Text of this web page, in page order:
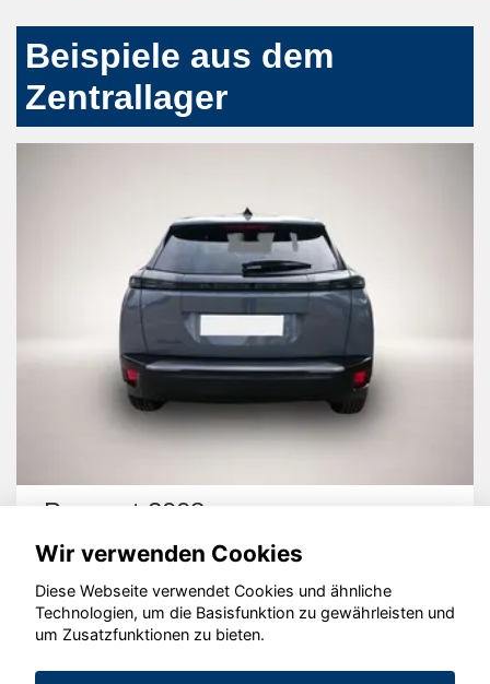
Beispiele aus dem
Zentrallager
Peugeot 2008
© konjunkturmotor.de GmbH 2020 - 2026
Wir verwenden Cookies
Diese Webseite verwendet Cookies und ähnliche
Technologien, um die Basisfunktion zu gewährleisten und
um Zusatzfunktionen zu bieten.